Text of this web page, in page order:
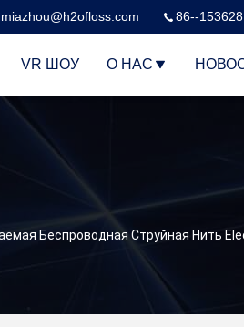
miazhou@h2ofloss.com 86--
VR ШОУ О НАС
Беспроводная Струйная Нить